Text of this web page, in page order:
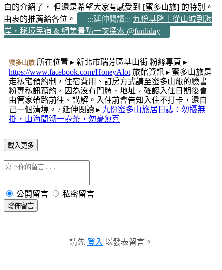
白的介紹了， 但還是希望大家有感受到 [蜜多山旅] 的特別。
由衷的推薦給各位。
:::延伸閱讀::: 九份基隆｜從山城到海
岸，秘境民宿 & 網美景點一次探索 @funliday
蜜多山旅 所在位置 ▸ 新北市瑞芳區基山街 粉絲專頁 ▸
https://www.facebook.com/HoneyAlot 旅館資訊 ▸ 蜜多山旅是
走私宅預約制，住宿費用、訂房方式請至蜜多山旅的臉書
粉專私訊預約，因為沒有門牌、地址，確認入住日期後會
由管家帶路前往、講解。入住前會告知入住不打卡，還自
己一個清境。 / 延伸閱讀 ▸ 九份蜜多山旅居日誌：勿擾無
掛，山海間沏一壺茶，勿憂無喜
載入更多
公開留言 私密留言
發佈留言
請先 登入 以發表留言。